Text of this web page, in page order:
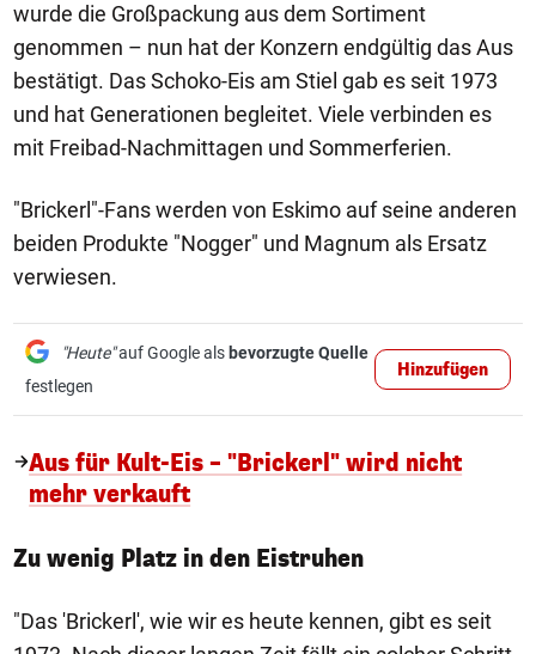
wurde die Großpackung aus dem Sortiment
genommen – nun hat der Konzern endgültig das Aus
bestätigt. Das Schoko-Eis am Stiel gab es seit 1973
und hat Generationen begleitet. Viele verbinden es
mit Freibad-Nachmittagen und Sommerferien.
"Brickerl"-Fans werden von Eskimo auf seine anderen
beiden Produkte "Nogger" und Magnum als Ersatz
verwiesen.
"Heute"auf Google als bevorzugte Quelle
festlegen
Hinzufügen
Aus für Kult-Eis – "Brickerl" wird nicht
mehr verkauft
Zu wenig Platz in den Eistruhen
"Das 'Brickerl', wie wir es heute kennen, gibt es seit